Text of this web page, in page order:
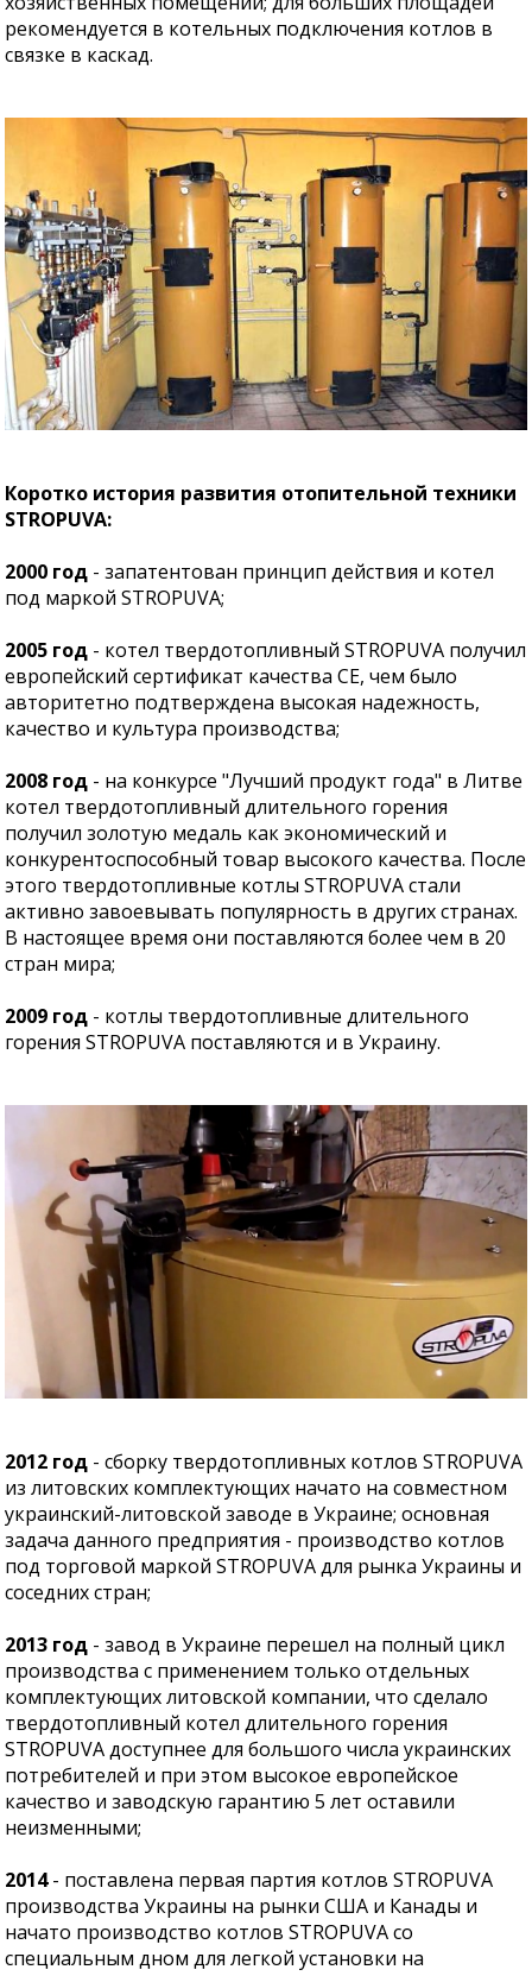
рекомендуется в котельных подключения котлов в
связке в каскад.
Коротко история развития отопительной техники
STROPUVA:
2000 год - запатентован принцип действия и котел
под маркой STROPUVA;
2005 год - котел твердотопливный STROPUVA получил
европейский сертификат качества CЕ, чем было
авторитетно подтверждена высокая надежность,
качество и культура производства;
2008 год - на конкурсе "Лучший продукт года" в Литве
котел твердотопливный длительного горения
получил золотую медаль как экономический и
конкурентоспособный товар высокого качества. После
этого твердотопливные котлы STROPUVA стали
активно завоевывать популярность в других странах.
В настоящее время они поставляются более чем в 20
стран мира;
2009 год - котлы твердотопливные длительного
горения STROPUVA поставляются и в Украину.
2012 год - сборку твердотопливных котлов STROPUVA
из литовских комплектующих начато на совместном
украинский-литовской заводе в Украине; основная
задача данного предприятия - производство котлов
под торговой маркой STROPUVA для рынка Украины и
соседних стран;
2013 год - завод в Украине перешел на полный цикл
производства с применением только отдельных
комплектующих литовской компании, что сделало
твердотопливный котел длительного горения
STROPUVA доступнее для большого числа украинских
потребителей и при этом высокое европейское
качество и заводскую гарантию 5 лет оставили
неизменными;
2014- поставлена первая партия котлов STROPUVA
производства Украины на рынки США и Канады и
начато производство котлов STROPUVA со
специальным дном для легкой установки на